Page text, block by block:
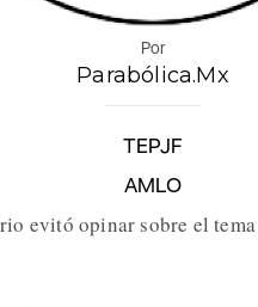
Por
Parabólica.Mx
TEPJF
AMLO
evitó opinar sobre el tema